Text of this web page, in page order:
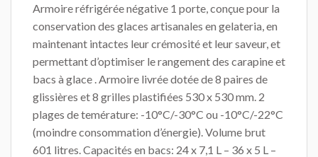
Armoire réfrigérée négative 1 porte, conçue pour la
conservation des glaces artisanales en gelateria, en
maintenant intactes leur crémosité et leur saveur, et
permettant d’optimiser le rangement des carapine et
bacs à glace . Armoire livrée dotée de 8 paires de
glissières et 8 grilles plastifiées 530 x 530 mm. 2
plages de temérature: -10°C/-30°C ou -10°C/-22°C
(moindre consommation d’énergie). Volume brut
601 litres. Capacités en bacs: 24 x 7,1 L – 36 x 5 L –